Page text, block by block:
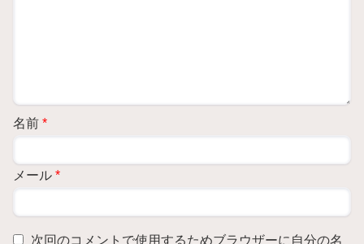
名前
メール
次回のコメントで使用するためブラウザーに自分の名